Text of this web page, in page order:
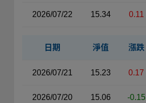
2026/07/22 15.34 0.11
日期 淨值 漲跌
2026/07/21 15.23 0.17
2026/07/20 15.06 -0.15